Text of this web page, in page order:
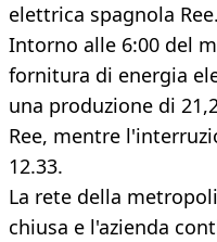
elettrica spagnola Ree.
Intorno alle 6:00 del
fornitura di energia
una produzione di
Ree, mentre
12.33.
La rete della
chiusa e l'azienda